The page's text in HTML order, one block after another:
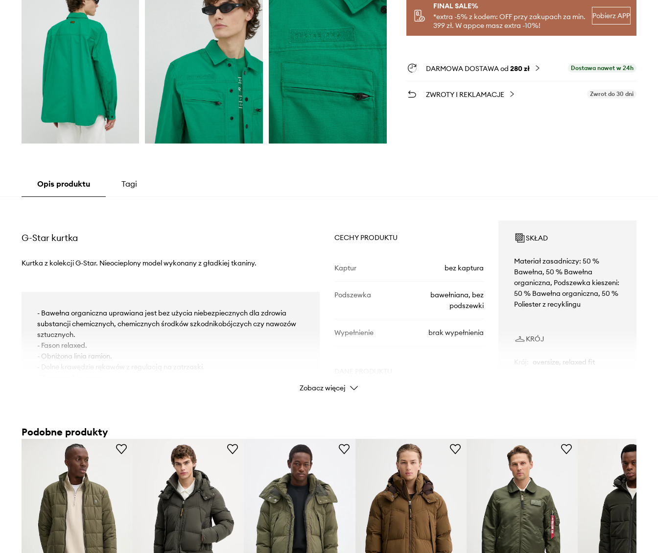
FINAL SALE%
*extra -5% z kodem: OFF przy zakupach za min.
399 zł. W appce masz extra -10%!
Pobierz APP
DARMOWA DOSTAWA od 280 zł Dostawa nawet w 24h
ZWROTY I REKLAMACJE Zwrot do 30 dni
Opis produktu Tagi
G-Star kurtka
Kurtka z kolekcji G-Star. Nieocieplony model wykonany z gładkiej tkaniny.
- Bawełna organiczna uprawiana jest bez użycia niebezpiecznych dla zdrowia
substancji chemicznych, chemicznych środków szkodnikobójczych czy nawozów
sztucznych.
- Fason relaxed.
- Obniżona linia ramion.
- Dolne krawędzie rękawów z regulacją na zatrzaski.
- Wymiary podane dla rozmiaru: M.
CECHY PRODUKTU
Kaptur bez kaptura
Podszewka
bawełniana, bez
podszewki
Wypełnienie brak wypełnienia
Marka
ID Produktu
SKŁAD
Materiał zasadniczy: 50 %
Bawełna, 50 % Bawełna
organiczna, Podszewka kieszeni:
50 % Bawełna organiczna, 50 %
Poliester z recyklingu
KRÓJ
Krój oversize, relaxed fit
Zobacz więcej
Podobne produkty